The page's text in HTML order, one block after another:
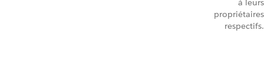
à leurs
propriétaires
respectifs.